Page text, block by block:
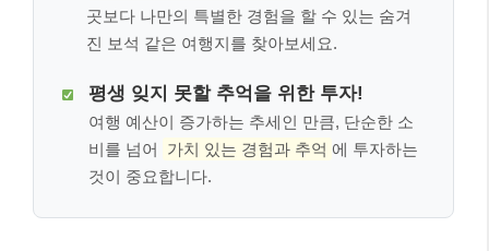
곳보다 나만의 특별한 경험을 할 수 있는 숨겨
진 보석 같은 여행지를 찾아보세요.
평생 잊지 못할 추억을 위한 투자!
여행 예산이 증가하는 추세인 만큼, 단순한 소
비를 넘어
가치 있는 경험과 추억 에 투자하는
것이 중요합니다.